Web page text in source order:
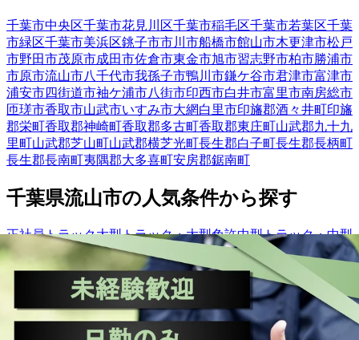
千葉市中央区千葉市花見川区千葉市稲毛区千葉市若葉区千葉
市緑区千葉市美浜区銚子市市川市船橋市館山市木更津市松戸
市野田市茂原市成田市佐倉市東金市旭市習志野市柏市勝浦市
市原市流山市八千代市我孫子市鴨川市鎌ケ谷市君津市富津市
浦安市四街道市袖ケ浦市八街市印西市白井市富里市南房総市
匝瑳市香取市山武市いすみ市大網白里市印旛郡酒々井町印旛
郡栄町香取郡神崎町香取郡多古町香取郡東庄町山武郡九十九
里町山武郡芝山町山武郡横芝光町長生郡白子町長生郡長柄町
長生郡長南町夷隅郡大多喜町安房郡鋸南町
千葉県流山市の人気条件から探す
正社員トラック大型トラック・大型免許中型トラック・中型
免許
長距離ダンプトレーラー
】他の都道府県から 探す
栃木県群馬県埼玉県東京都神奈川県茨城県